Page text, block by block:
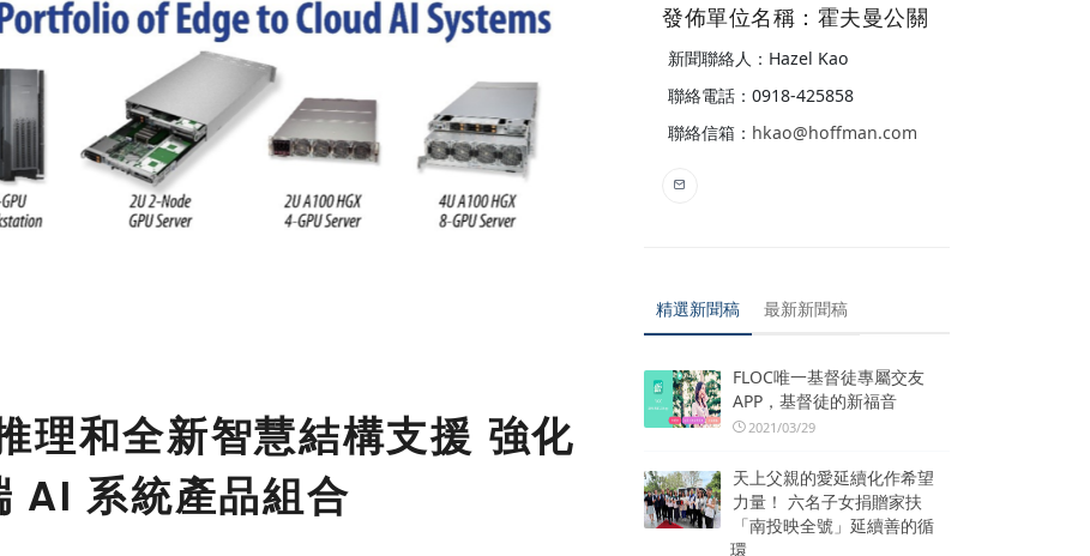
和全新智慧結構支援 強化
AI 系統產品組合
發佈單位名稱：霍夫曼公關
新聞聯絡人：Hazel Kao
聯絡電話：0918-425858
聯絡信箱： hkao@hoffman.com
精選新聞稿 最新新聞稿
FLOC唯一基督徒專屬交友
APP，基督徒的新福音
2021/03/29
天上父親的愛延續化作希望
力量！ 六名子女捐贈家扶
「南投映全號」延續善的循
環